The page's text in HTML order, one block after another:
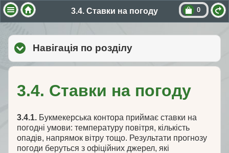
3.4. Ставки на погоду 0
Навігація по розділуclick to expand
3.4. Ставки на погоду
3.4.1. Букмекерська контора приймає ставки на
погодні умови: температуру повітря, кількість
опадів, напрямок вітру тощо. Результати прогнозу
погоди беруться з офіційних джерел, які